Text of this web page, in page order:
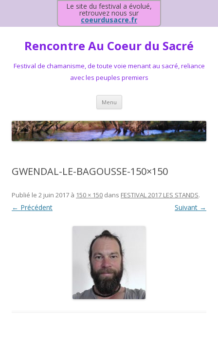
Le site du festival a évolué,
retrouvez nous sur
coeurdusacre.fr
Rencontre Au Coeur du Sacré
Festival de chamanisme, de toute voie menant au sacré, reliance
avec les peuples premiers
Menu Aller au contenu principal
GWENDAL-LE-BAGOUSSE-150×150
Publié le 2 juin 2017 à 150 × 150 dans FESTIVAL 2017 LES STANDS.
← Précédent Suivant →